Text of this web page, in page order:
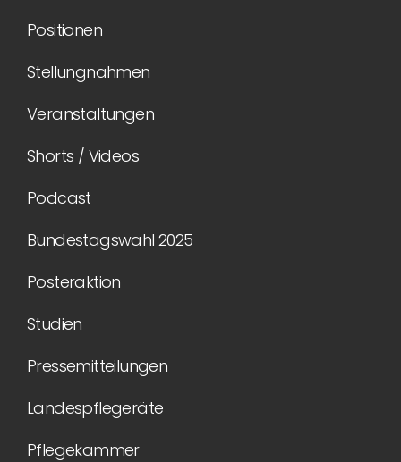
Positionen
Stellungnahmen
Veranstaltungen
Shorts / Videos
Podcast
Bundestagswahl 2025
Posteraktion
Studien
Pressemitteilungen
Landespflegeräte
Pflegekammer